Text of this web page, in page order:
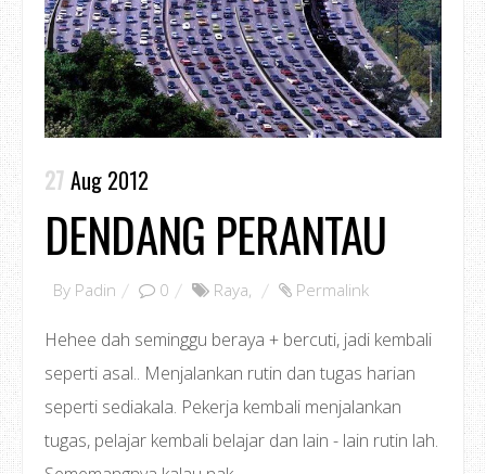
27 Aug 2012
DENDANG PERANTAU
By Padin 0 Raya, Permalink
Hehee dah seminggu beraya + bercuti, jadi kembali
seperti asal.. Menjalankan rutin dan tugas harian
seperti sediakala. Pekerja kembali menjalankan
tugas, pelajar kembali belajar dan lain - lain rutin lah.